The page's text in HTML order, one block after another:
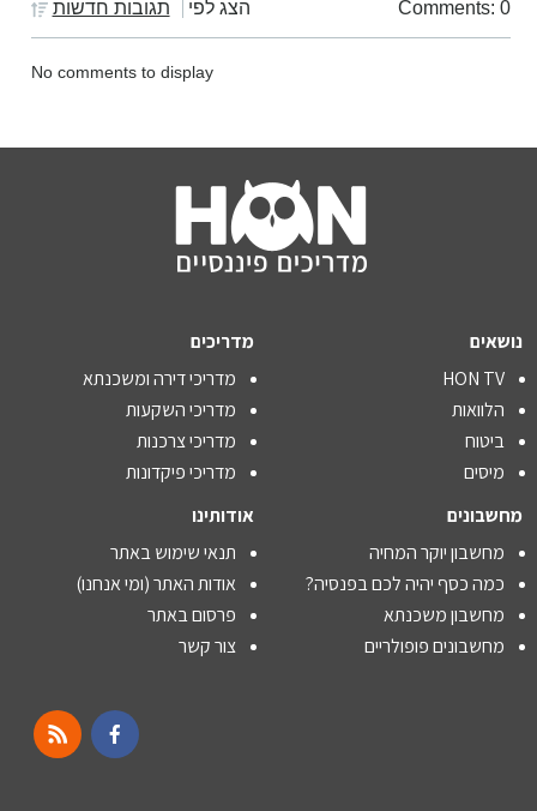
Comments: 0 הצג לפי תגובות חדשות
No comments to display
נושאים
HON TV
הלוואות
ביטוח
מיסים
מדריכים
מדריכי דירה ומשכנתא
מדריכי השקעות
מדריכי צרכנות
מדריכי פיקדונות
מחשבונים
מחשבון יוקר המחיה
כמה כסף יהיה לכם בפנסיה?
מחשבון משכנתא
מחשבונים פופולריים
אודותינו
תנאי שימוש באתר
אודות האתר (ומי אנחנו)
פרסום באתר
צור קשר